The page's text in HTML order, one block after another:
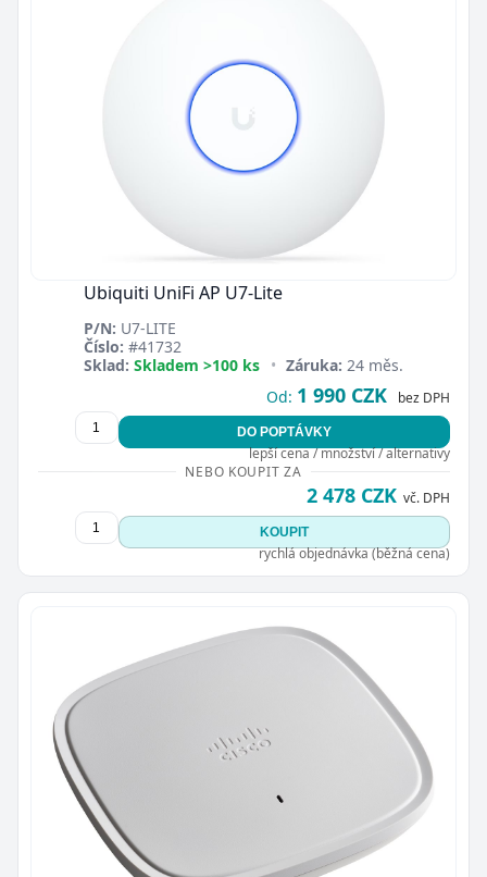
Ubiquiti UniFi AP U7-Lite
P/N: U7-LITE
Číslo: #41732
Sklad: Skladem >100 ks • Záruka: 24 měs.
Od: 1 990 CZK bez DPH
DO POPTÁVKY
lepší cena / množství / alternativy
NEBO KOUPIT ZA
2 478 CZK vč. DPH
KOUPIT
rychlá objednávka (běžná cena)